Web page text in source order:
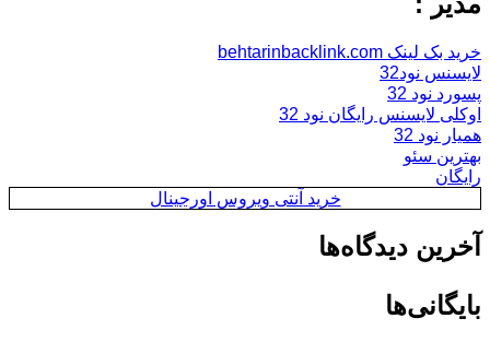
خرید بک لینک behtarinbacklink.com
لایسنس نود32
پسورد نود 32
اوکلی لایسنس رایگان نود 32
همیار نود 32
بهترین سئو
رایگان
خرید آنتی ویروس اورجینال
آخرین دیدگاه‌ها
بایگانی‌ها